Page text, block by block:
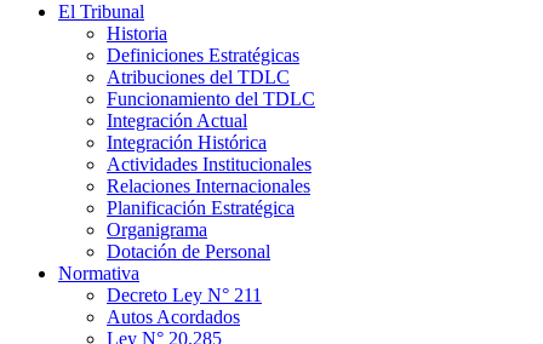
El Tribunal
Historia
Definiciones Estratégicas
Atribuciones del TDLC
Funcionamiento del TDLC
Integración Actual
Integración Histórica
Actividades Institucionales
Relaciones Internacionales
Planificación Estratégica
Organigrama
Dotación de Personal
Normativa
Decreto Ley N° 211
Autos Acordados
Ley N° 20.285